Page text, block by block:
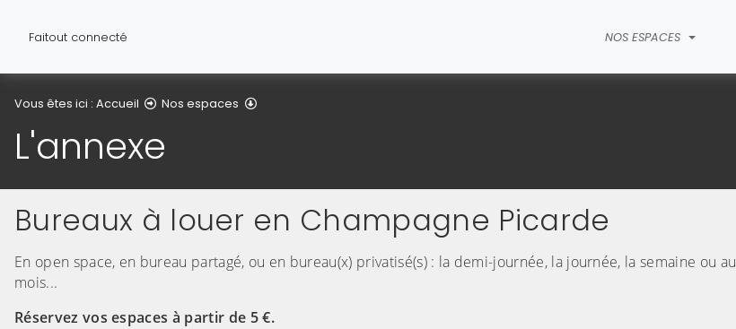
Faitout connecté NOS ESPACES
Vous êtes ici : Accueil Nos espaces
L'annexe
Bureaux à louer en Champagne Picarde
En open space, en bureau partagé, ou en bureau(x) privatisé(s) : la demi-journée, la journée, la semaine ou au
mois...
Réservez vos espaces à partir de 5 €.